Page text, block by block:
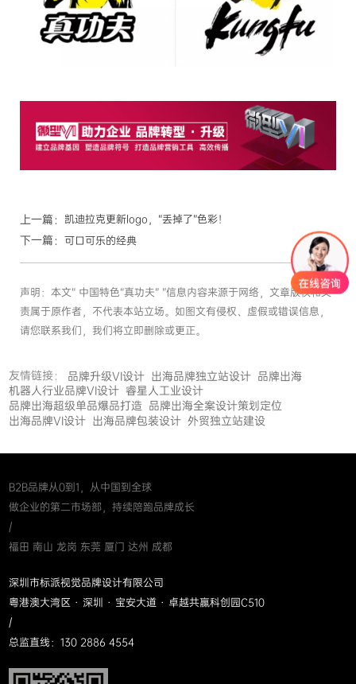
上一篇： 凯迪拉克更新logo，“丢掉了”色彩！
下一篇： 可口可乐的经典
声明：本文“ 中国特色“真功夫” ”信息内容来源于网络，文章版权和文
责属于原作者，不代表本站立场。如图文有侵权、虚假或错误信息，
请您联系我们，我们将立即删除或更正。
友情链接： 品牌升级VI设计 出海品牌独立站设计 品牌出海
机器人行业品牌VI设计 睿星人工业设计
品牌出海超级单品爆品打造 品牌出海全案设计策划定位
出海品牌VI设计 出海品牌包装设计 外贸独立站建设
B2B品牌从0到1，从中国到全球
做企业的第二市场部，持续陪跑品牌成长
/
福田 南山 龙岗 东莞 厦门 达州 成都
深圳市标派视觉品牌设计有限公司
粤港澳大湾区 · 深圳 · 宝安大道 · 卓越共赢科创园C510
/
总监直线：130 2886 4554